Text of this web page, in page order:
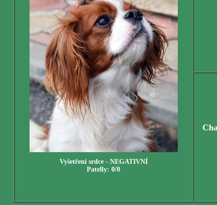
Vyšetřenísrdce -NEGATIVNÍ
Patelly: 0/0